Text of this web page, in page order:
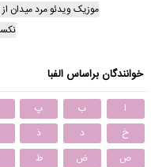
موزیک ویدئو مرد میدان
خوانندگان براساس الفبا
ا ب پ
خ
د ذ
ص
ض ط